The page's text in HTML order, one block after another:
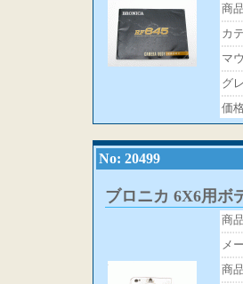
商
カ
マ
グ
価
No: 20499
ブロニカ 6X6用ボ
商
メ
商